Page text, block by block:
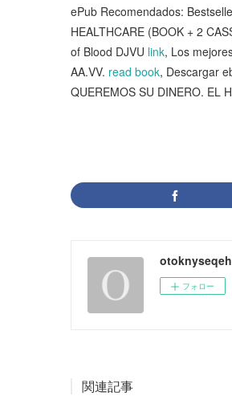
ePub Recomendados:
HEALTHCARE (BOOK + 2
of Blood DJVU link, Los
AA.VV. read book, Descargar
QUEREMOS SU DINERO. EL
フォロー
関連記事